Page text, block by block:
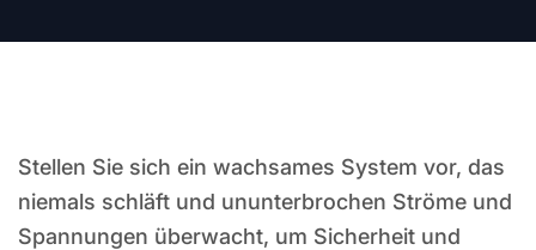
Stellen Sie sich ein wachsames System vor, das
niemals schläft und ununterbrochen Ströme und
Spannungen überwacht, um Sicherheit und